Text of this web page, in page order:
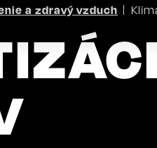
a zdravý vzduch